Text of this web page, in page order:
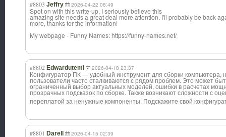
#8803 Jeffry 2026-04-22 08:49
Spot on with this write-up, I seriously believe this
amazing site needs a great deal more attention. I'll probably be back
more, thanks for the information!
My webpage - Funny Names: https://funny-names.net/
#8802 Edwardutemi 2026-04-18 23:37
Конфигуратор ПК — удобный инструмент для сборки компьютера,
пользователи часто сталкиваются с рядом проблем. Это может
ограниченный выбор актуальных моделей, ошибки в расчетах
прозрачных подсказок по сборке. Также возникают сложности с
переплатой за ненужные компоненты. Подскажите свой
#8801 Darell 2026-04-15 02:39